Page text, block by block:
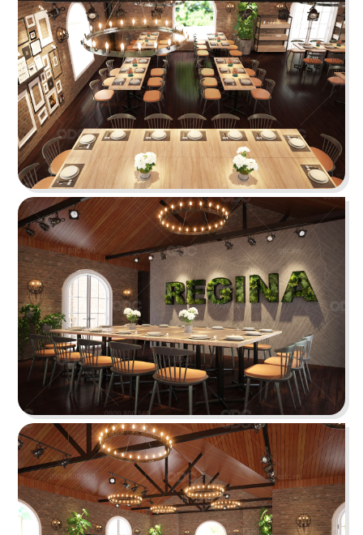
EL GAUCHO
El Gaucho Lotte Mall hứa hẹn là điểm đến lý
tưởng cho trải nghiệm ẩm thực Âu đỉnh cao
mang phong cách công nghiệp độc đáo
Chi tiết
HẢI SẢN HOÀNG GIA
Đội ngũ thiết kế QDC đã khéo léo kết hợp nét
đặc trưng phong cách Địa Trung Hải với vẻ đẹp
thanh lịch, sang trọng của Indochine